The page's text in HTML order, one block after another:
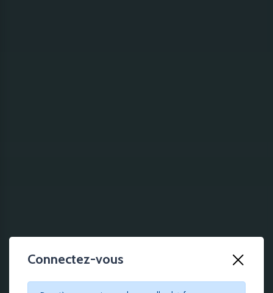
Connectez-vous
100 % EN LIGNE